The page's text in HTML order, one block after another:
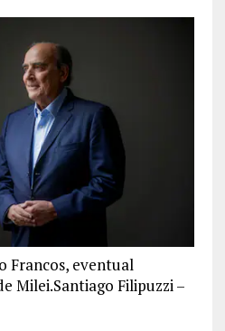
Francos, eventual
Milei.Santiago Filipuzzi –